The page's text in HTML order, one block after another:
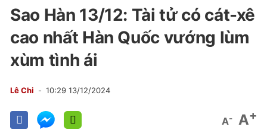
Sao Hàn 13/12: Tài tử có cát-xê
cao nhất Hàn Quốc vướng lùm
xùm tình ái
Lê Chi 10:29 13/12/2024
A- A+